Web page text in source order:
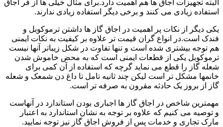
البته تجهیزات اجاق ها هم اهمیت دارد.برای مثال خیلی ها از فر اجاق
استفاده زیادی می کنند و برخی دیگر استفاده زیادی ندارند.
یکی دیگر از نکات پر اهمیت در اجاق گاز ها داشتن ترموکوبل و
فندک است.در انواع گران قیمت تر علاوه بر کیفیت به نکات ایمنی
هم توجه بیشتری شده است و تنها تفاوت در شکل زیباتر آنها نیست
ترموکوبل یکی از قطعات ایمنی است که به محض خاموش شدن
شعله گاز را قطع می نماید گرچه که استفاده از آن کمی برای
خانمها مشکل تر است لیکن چند ثانیه تامل تا داغ دن شمعک و شعله
گاز از بروز یک حادثه مقرون به صرفه تر است.
مهمترین شاخص در اجاق گاز ها اجباری بودن استاندارد در آنهاست
و توصیه می کنیم که علاوه بر توجه به نشان استاندارد به اعتبار
مارک تجاری و خدمات پس از فروش اجاق گاز نیز توجه نمایید.